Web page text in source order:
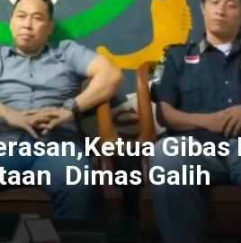
Gibas
Dimas Galih
for joint
top